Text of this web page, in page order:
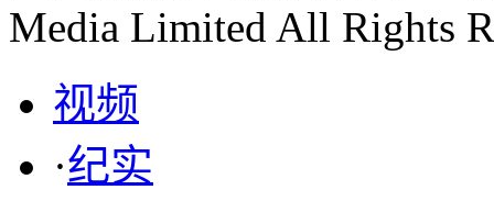
Media Limited All Rights
视频
·纪实